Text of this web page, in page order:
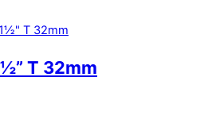
T 32mm